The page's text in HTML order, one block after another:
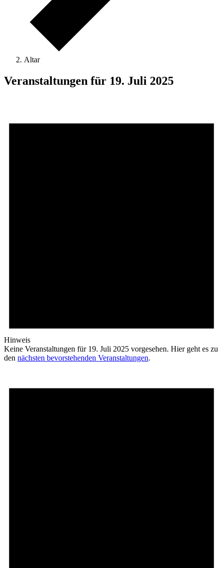
Altar
Veranstaltungen für 19. Juli 2025
Hinweis
Keine Veranstaltungen für 19. Juli 2025 vorgesehen. Hier geht es zu
den nächsten bevorstehenden Veranstaltungen.